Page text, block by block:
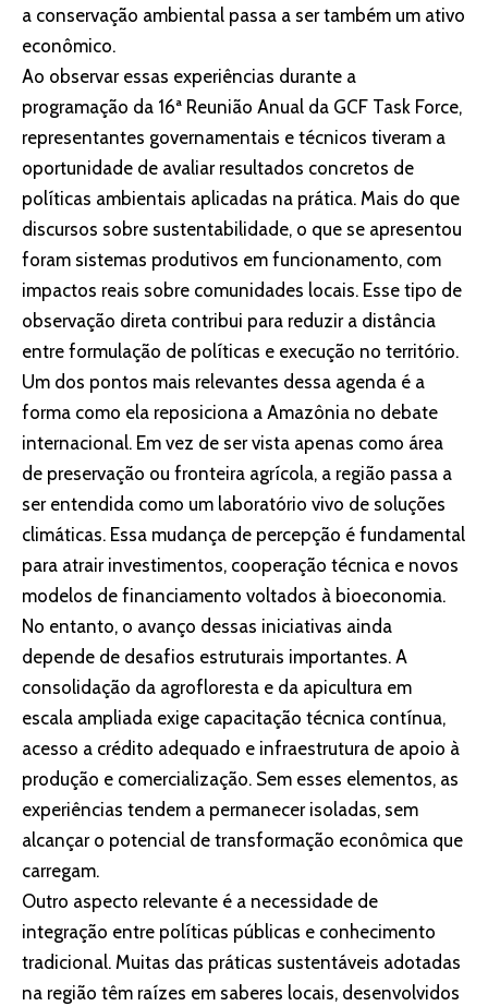
a conservação ambiental passa a ser também um ativo
econômico.
Ao observar essas experiências durante a
programação da 16ª Reunião Anual da GCF Task Force,
representantes governamentais e técnicos tiveram a
oportunidade de avaliar resultados concretos de
políticas ambientais aplicadas na prática. Mais do que
discursos sobre sustentabilidade, o que se apresentou
foram sistemas produtivos em funcionamento, com
impactos reais sobre comunidades locais. Esse tipo de
observação direta contribui para reduzir a distância
entre formulação de políticas e execução no território.
Um dos pontos mais relevantes dessa agenda é a
forma como ela reposiciona a Amazônia no debate
internacional. Em vez de ser vista apenas como área
de preservação ou fronteira agrícola, a região passa a
ser entendida como um laboratório vivo de soluções
climáticas. Essa mudança de percepção é fundamental
para atrair investimentos, cooperação técnica e novos
modelos de financiamento voltados à bioeconomia.
No entanto, o avanço dessas iniciativas ainda
depende de desafios estruturais importantes. A
consolidação da agrofloresta e da apicultura em
escala ampliada exige capacitação técnica contínua,
acesso a crédito adequado e infraestrutura de apoio à
produção e comercialização. Sem esses elementos, as
experiências tendem a permanecer isoladas, sem
alcançar o potencial de transformação econômica que
carregam.
Outro aspecto relevante é a necessidade de
integração entre políticas públicas e conhecimento
tradicional. Muitas das práticas sustentáveis adotadas
na região têm raízes em saberes locais, desenvolvidos